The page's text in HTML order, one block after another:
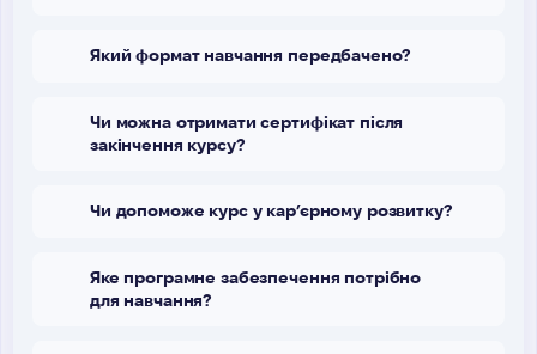
Який формат навчання передбачено?
Чи можна отримати сертифікат після
закінчення курсу?
Чи допоможе курс у кар’єрному розвитку?
Яке програмне забезпечення потрібно
для навчання?